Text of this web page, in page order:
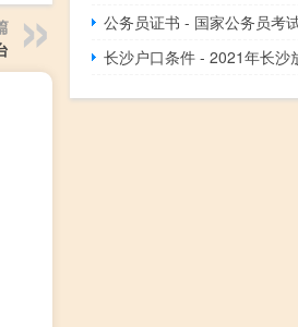
公务员证书 - 国家公务员考
长沙户口条件 - 2021年长沙